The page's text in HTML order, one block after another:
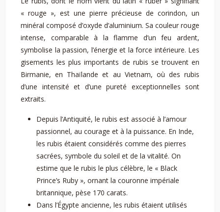
« rouge », est une pierre précieuse de corindon, un
minéral composé d’oxyde d’aluminium. Sa couleur rouge
intense, comparable à la flamme d’un feu ardent,
symbolise la passion, l’énergie et la force intérieure. Les
gisements les plus importants de rubis se trouvent en
Birmanie, en Thaïlande et au Vietnam, où des rubis
d’une intensité et d’une pureté exceptionnelles sont
extraits.
Depuis l’Antiquité, le rubis est associé à l’amour
passionnel, au courage et à la puissance. En Inde,
les rubis étaient considérés comme des pierres
sacrées, symbole du soleil et de la vitalité. On
estime que le rubis le plus célèbre, le « Black
Prince’s Ruby », ornant la couronne impériale
britannique, pèse 170 carats.
Dans l’Égypte ancienne, les rubis étaient utilisés